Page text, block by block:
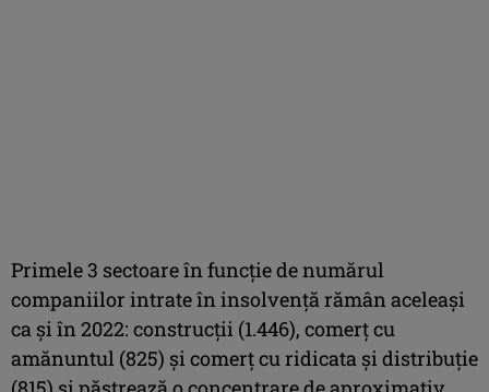
Primele 3 sectoare în funcție de numărul
companiilor intrate în insolvență rămân aceleași
ca și în 2022: construcții (1.446), comerț cu
amănuntul (825) și comerț cu ridicata și distribuție